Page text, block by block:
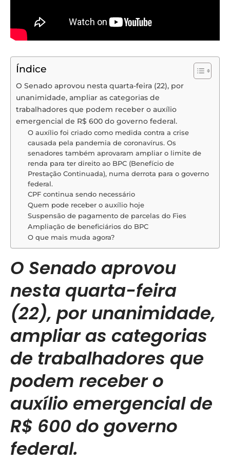
Índice
O Senado aprovou nesta quarta-feira (22), por
unanimidade, ampliar as categorias de
trabalhadores que podem receber o auxílio
emergencial de R$ 600 do governo federal.
O auxílio foi criado como medida contra a crise
causada pela pandemia de coronavírus. Os
senadores também aprovaram ampliar o limite de
renda para ter direito ao BPC (Benefício de
Prestação Continuada), numa derrota para o governo
federal.
CPF continua sendo necessário
Quem pode receber o auxílio hoje
Suspensão de pagamento de parcelas do Fies
Ampliação de beneficiários do BPC
O que mais muda agora?
O Senado aprovou
nesta quarta-feira
(22), por unanimidade,
ampliar as categorias
de trabalhadores que
podem receber o
auxílio emergencial de
R$ 600 do governo
federal.